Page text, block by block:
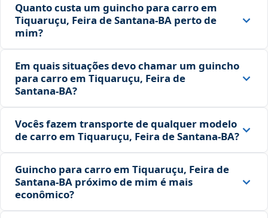
Quanto custa um guincho para carro em
Tiquaruçu, Feira de Santana‑BA perto de
mim?
Em quais situações devo chamar um guincho
para carro em Tiquaruçu, Feira de
Santana‑BA?
Vocês fazem transporte de qualquer modelo
de carro em Tiquaruçu, Feira de Santana‑BA?
Guincho para carro em Tiquaruçu, Feira de
Santana‑BA próximo de mim é mais
econômico?